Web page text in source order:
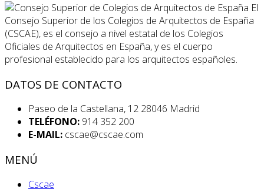
El
Consejo Superior de los Colegios de Arquitectos de España
(CSCAE), es el consejo a nivel estatal de los Colegios
Oficiales de Arquitectos en España, y es el cuerpo
profesional establecido para los arquitectos españoles.
DATOS DE CONTACTO
Paseo de la Castellana, 12 28046 Madrid
TELÉFONO: 914 352 200
E-MAIL: cscae@cscae.com
MENÚ
Cscae